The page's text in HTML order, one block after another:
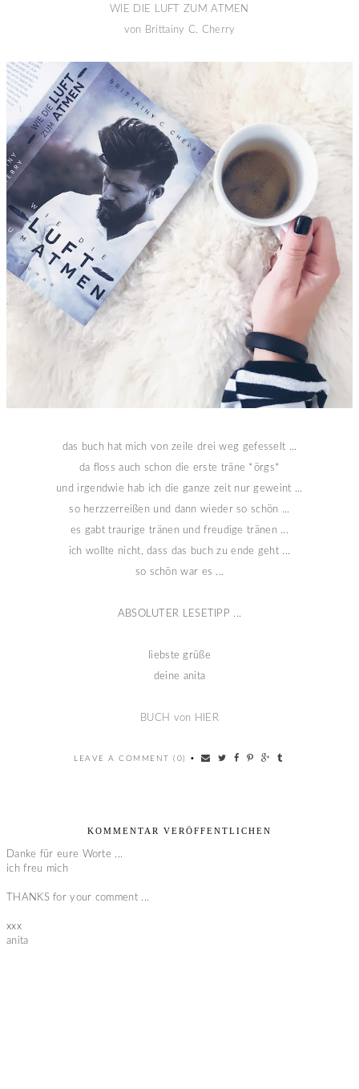
WIE DIE LUFT ZUM ATMEN
von Brittainy C. Cherry
das buch hat mich von zeile drei weg gefesselt ...
da floss auch schon die erste träne *örgs*
und irgendwie hab ich die ganze zeit nur geweint ...
so herzzerreißen und dann wieder so schön ...
es gabt traurige tränen und freudige tränen ...
ich wollte nicht, dass das buch zu ende geht ...
so schön war es ...
ABSOLUTER LESETIPP ...
liebste grüße
deine anita
BUCH von HIER
LEAVE A COMMENT (0) •
KOMMENTAR VERÖFFENTLICHEN
Danke für eure Worte ...
ich freu mich
THANKS for your comment ...
xxx
anita